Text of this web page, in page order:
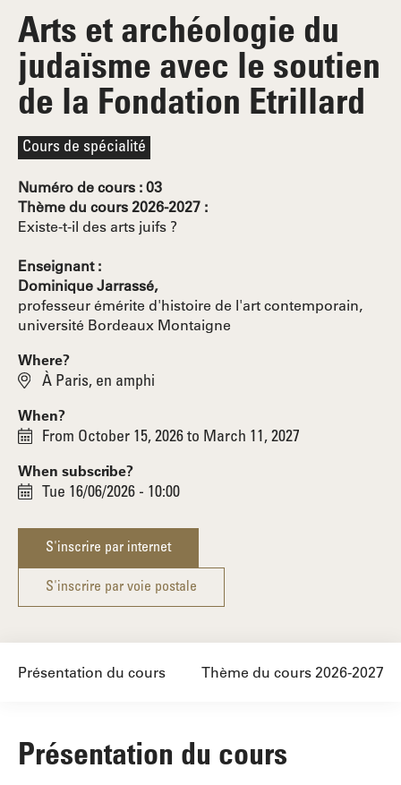
Arts et archéologie du
judaïsme avec le soutien
de la Fondation Etrillard
Cours de spécialité
Numéro de cours : 03
Thème du cours 2026-2027 :
Existe-t-il des arts juifs ?
Enseignant :
Dominique Jarrassé,
professeur émérite d'histoire de l'art contemporain,
université Bordeaux Montaigne
Where?
À Paris, en amphi
When?
From October 15, 2026 to March 11, 2027
When subscribe?
Tue 16/06/2026 - 10:00
S'inscrire par internet
S'inscrire par voie postale
Présentation du cours Thème du cours 2026-2027
Présentation du cours